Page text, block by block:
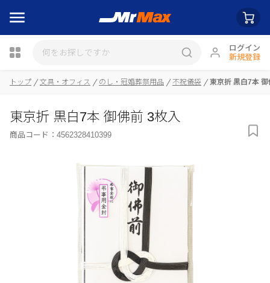
ログイン
新規登録
瓶詰
トップ 文具・オフィス のし・冠婚葬祭用品 不祝儀袋 東京折 黒白7本
東京折 黒白7本 御佛前 3枚入
商品コード： 4562328410399